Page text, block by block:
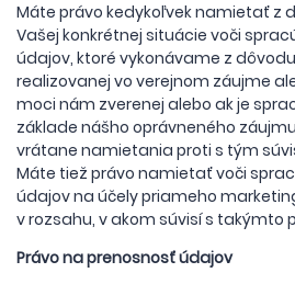
Máte právo kedykoľvek namietať z
Vašej konkrétnej situácie voči
údajov, ktoré vykonávame z
realizovanej vo verejnom záujme
moci nám zverenej alebo ak je
základe nášho oprávneného
vrátane namietania proti s tým
Máte tiež právo namietať voči
údajov na účely priameho
v rozsahu, v akom súvisí s
Právo na prenosnosť údajov